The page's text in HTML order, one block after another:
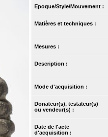
Epoque/Style/Mouvement :
Matières et techniques :
Mesures :
Description :
Mode d'acquisition :
Donateur(s), testateur(s)
ou vendeur(s) :
Date de l'acte
d'acquisition :